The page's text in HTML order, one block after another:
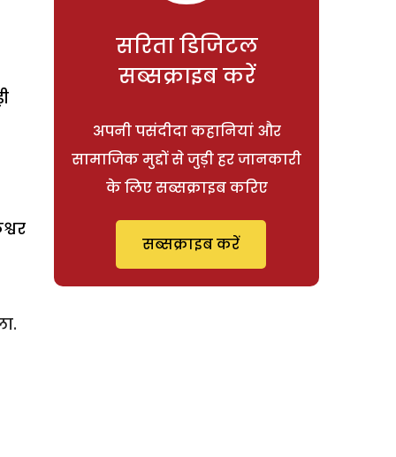
सरिता डिजिटल
सब्सक्राइब करें
अपनी पसंदीदा कहानियां और
सामाजिक मुद्दों से जुड़ी हर जानकारी
के लिए सब्सक्राइब करिए
सब्सक्राइब करें